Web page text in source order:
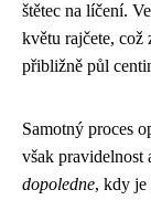
štětec na líčení.
květu rajčete, což
přibližně půl
Samotný proces
však pravidelnost
dopoledne, kdy je